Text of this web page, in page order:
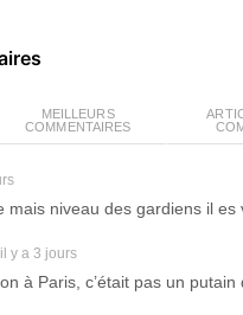
MEILLEURS
COMMENTAIRES
mais niveau des gardiens il es
il y a 3 jours
à Paris, c’était pas un putain